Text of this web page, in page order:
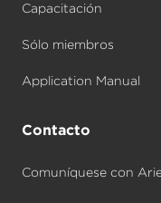
Capacitación
Sólo miembros
Application Manual
Contacto
Comuníquese con